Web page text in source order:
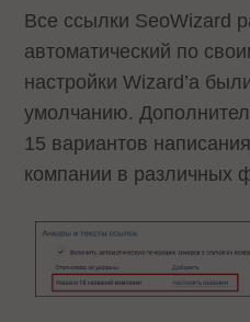
Все ссылки SeoWizard
автоматический по
настройки Wizard’а
умолчанию.
15 вариантов
компании в различных